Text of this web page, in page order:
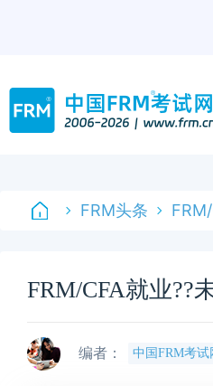
FRM头条
FRM/CFA就业??
编者： 中国FRM考试